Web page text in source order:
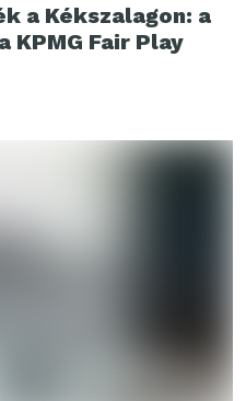
a Kékszalagon: a
KPMG Fair Play